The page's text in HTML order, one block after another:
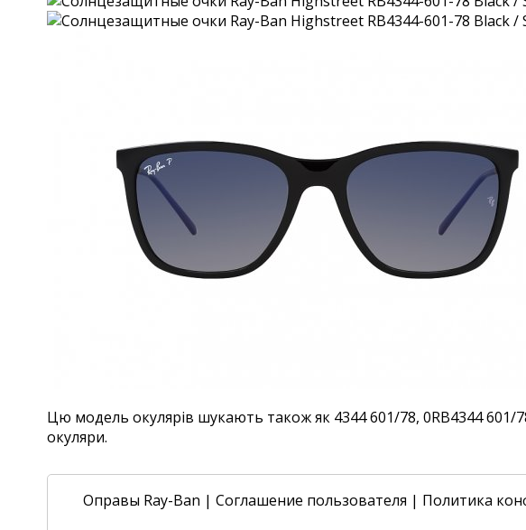
Цю модель окулярів шукають також як 4344 601/78, 0RB4344 601/
окуляри.
Оправы Ray-Ban | Соглашение пользователя | Политика